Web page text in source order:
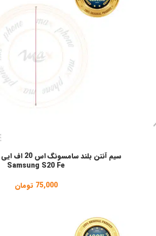
افزودن به سبد خرید
Samsung S20 Fe
75,000 تومان